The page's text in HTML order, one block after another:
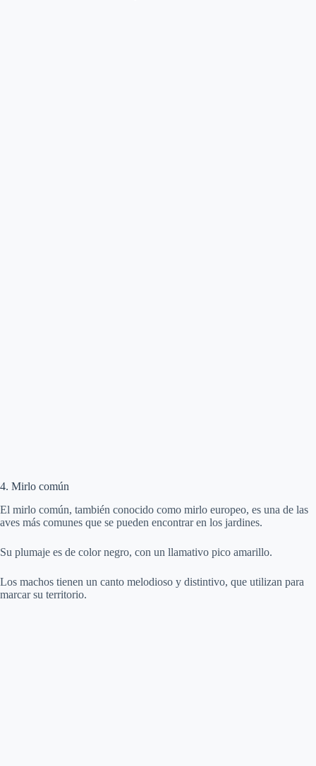
4. Mirlo común
El mirlo común, también conocido como mirlo europeo, es una de las
aves más comunes que se pueden encontrar en los jardines.
Su plumaje es de color negro, con un llamativo pico amarillo.
Los machos tienen un canto melodioso y distintivo, que utilizan para
marcar su territorio.